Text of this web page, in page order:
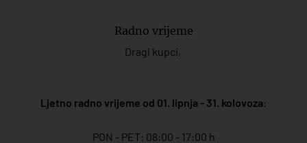
Radno vrijeme
Dragi kupci,
Ljetno radno vrijeme od 01. lipnja - 31. kolovoza:
PON - PET: 08:00 - 17:00 h